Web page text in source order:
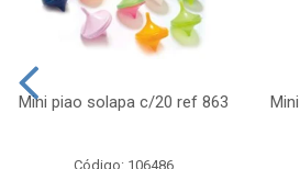
Mini piao solapa c/20 ref 863
Código: 106486